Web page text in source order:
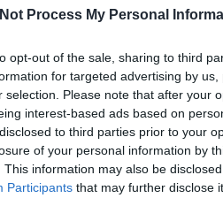
Process My Personal
opt-out of the sale, sharing to third
for targeted advertising by
selection. Please note that after your
interest-based ads based on
to third parties prior to your
of your personal information by
This information may also be
Participants that may further disclose
tavaly láttam ezt a filmet,
méltatás alanya lesz. Az
és idén történt meg
(köztük a legjobb filmnek
célja nem is lehetett ezzel,
a niggerezést végre képes
Djangoután, akkor az komoly